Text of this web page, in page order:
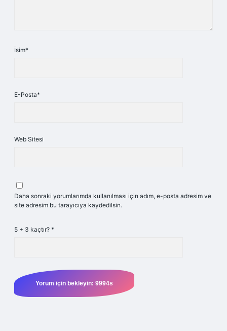
İsim*
E-Posta*
Web Sitesi
Daha sonraki yorumlarımda kullanılması için adım, e-posta adresim ve
site adresim bu tarayıcıya kaydedilsin.
5 + 3 kaçtır? *